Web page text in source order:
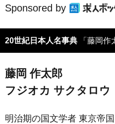
Sponsored by
20世紀日本人名事典 「藤岡作
藤岡 作太郎
フジオカ サクタロウ
明治期の国文学者 東京帝国